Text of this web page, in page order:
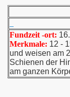
Fundzeit -ort:
Merkmale: 12 -
und weisen am
Schienen der
am ganzen